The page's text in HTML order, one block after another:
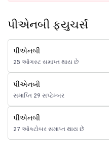
પીએનબી ફ્યુચર્સ
પીએનબી
25 ઑગસ્ટ સમાપ્ત થાય છે
પીએનબી
સમાપ્તિ 29 સપ્ટેમ્બર
પીએનબી
27 ઑક્ટોબર સમાપ્ત થાય છે